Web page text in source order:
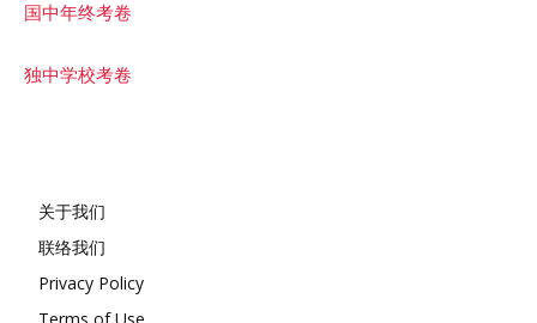
国中年终考卷
独中学校考卷
关于我们
联络我们
Privacy Policy